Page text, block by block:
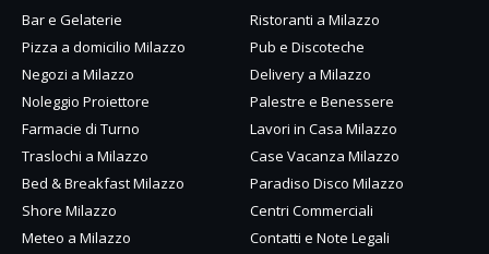
Bar e Gelaterie
Ristoranti a Milazzo
Pizza a domicilio Milazzo
Pub e Discoteche
Negozi a Milazzo
Delivery a Milazzo
Noleggio Proiettore
Palestre e Benessere
Farmacie di Turno
Lavori in Casa Milazzo
Traslochi a Milazzo
Case Vacanza Milazzo
Bed & Breakfast Milazzo
Paradiso Disco Milazzo
Shore Milazzo
Centri Commerciali
Meteo a Milazzo
Contatti e Note Legali